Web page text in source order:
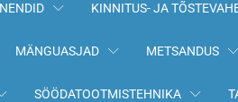
KINNITUS- JA
MÄNGUASJAD METSANDUS
SÖÖDATOOTMISTEHNIKA